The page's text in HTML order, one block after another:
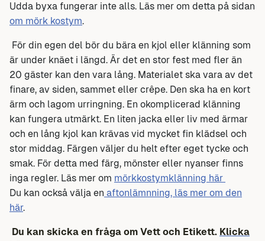
Udda byxa fungerar inte alls. Läs mer om detta på sidan
om mörk kostym.
För din egen del bör du bära en kjol eller klänning som
är under knäet i längd. Är det en stor fest med fler än
20 gäster kan den vara lång. Materialet ska vara av det
finare, av siden, sammet eller crêpe. Den ska ha en kort
ärm och lagom urringning. En okomplicerad klänning
kan fungera utmärkt. En liten jacka eller liv med ärmar
och en lång kjol kan krävas vid mycket fin klädsel och
stor middag. Färgen väljer du helt efter eget tycke och
smak. För detta med färg, mönster eller nyanser finns
inga regler. Läs mer om mörkkostymklänning här
Du kan också välja en aftonlämnning, läs mer om den
här.
Du kan skicka en fråga om Vett och Etikett. Klicka